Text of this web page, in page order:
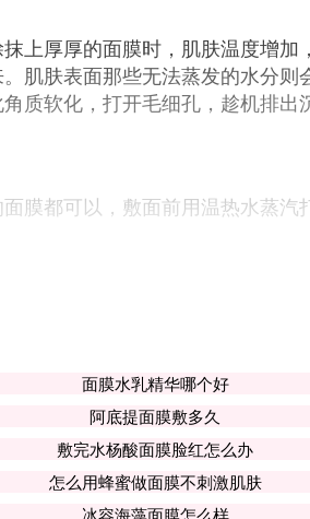
上厚厚的面膜时，肌肤温度增加
肌肤表面那些无法蒸发的水分则
质软化，打开毛细孔，趁机排出
膜都可以，敷面前用温热水蒸汽
到胶原蛋白的补给和对弹性纤维
，则要对症选择精华液加速肌肤的
面膜。这一方式可以让保湿精华中
面膜水乳精华哪个好
阿底提面膜敷多久
敷完水杨酸面膜脸红怎么办
怎么用蜂蜜做面膜不刺激肌肤
冰容海藻面膜怎么样